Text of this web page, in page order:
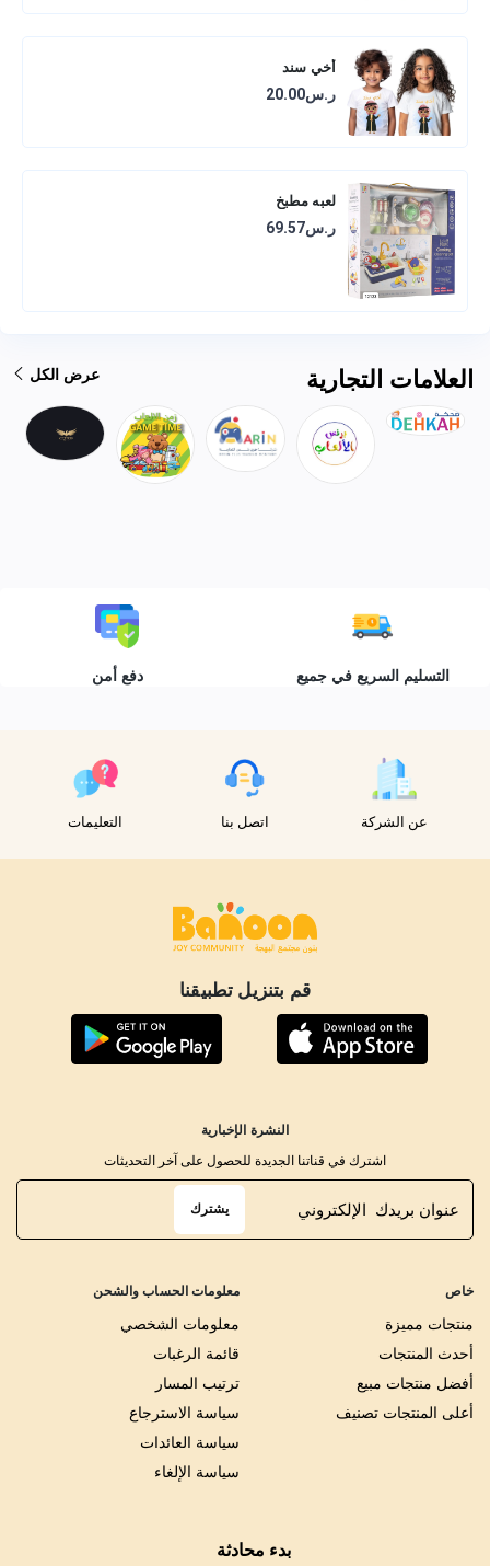
أخي سند
ر.س20.00
لعبه مطبخ
ر.س69.57
العلامات التجارية عرض الكل
التسليم السريع في جميع
دفع أمن
عن الشركة اتصل بنا التعليمات
قم بتنزيل تطبيقنا
خاص
منتجات مميزة
أحدث المنتجات
أفضل منتجات مبيع
أعلى المنتجات تصنيف
معلومات الحساب والشحن
معلومات الشخصي
قائمة الرغبات
ترتيب المسار
سياسة الاسترجاع
سياسة العائدات
سياسة الإلغاء
النشرة الإخبارية
اشترك في قناتنا الجديدة للحصول على آخر التحديثات
يشترك
بدء محادثة